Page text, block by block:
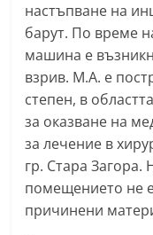
a
n
l
a
.
i
n
f
настъпване на
барут. По време
машина е
взрив. М.А. е
степен, в
за оказване на
за лечение в
гр. Стара
помещението не
причинени